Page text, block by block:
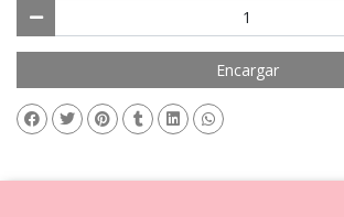
Encargar